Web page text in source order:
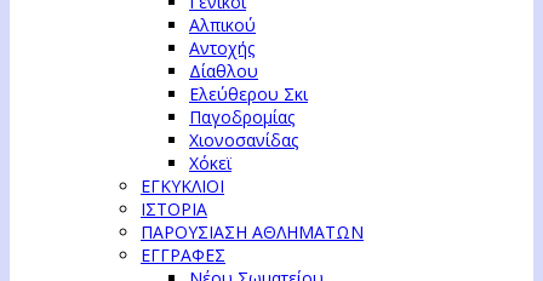
Αλπικού
Αντοχής
Δίαθλου
Ελεύθερου Σκι
Παγοδρομίας
Χιονοσανίδας
Χόκεϊ
ΕΓΚΥΚΛΙΟΙ
ΙΣΤΟΡΙΑ
ΠΑΡΟΥΣΙΑΣΗ ΑΘΛΗΜΑΤΩΝ
ΕΓΓΡΑΦΕΣ